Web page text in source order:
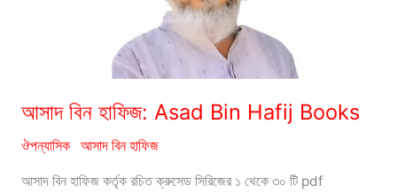
আসাদ বিন হাফিজ: Asad Bin Hafij Books
ঔপন্যাসিক আসাদ বিন হাফিজ
আসাদ বিন হাফিজ কর্তৃক রচিত ক্রুসেড সিরিজের ১ থেকে ৩০ টি pdf